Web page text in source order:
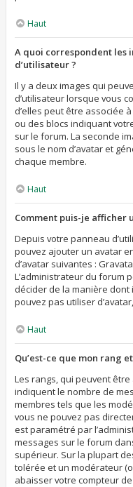
Haut
A quoi correspondent les
d’utilisateur ?
Il y a deux images qui
d’utilisateur lorsque vous
d’elles peut être associée
ou des blocs indiquant
sur le forum. La seconde
sous le nom d’avatar et
chaque membre.
Haut
Comment puis-je afficher
Depuis votre panneau
pouvez ajouter un avatar
d’avatar suivantes :
L’administrateur du forum
décider de la manière dont
pouvez pas utiliser
Haut
Qu’est-ce que mon rang
Les rangs, qui peuvent
indiquent le nombre de
membres tels que les
vous ne pouvez pas
est paramétré par
messages sur le forum
supérieur. Sur la plupart
tolérée et un modérateur
abaisser votre compteur